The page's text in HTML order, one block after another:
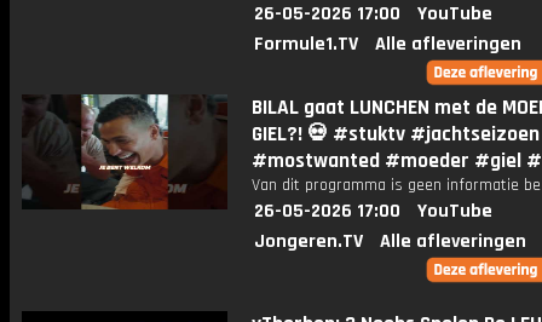
26-05-2026 17:00
YouTube
Formule1.TV
Alle afleveringen
BILAL gaat LUNCHEN met de
GIEL?! 💀 #stuktv #jachtseizoen
#mostwanted #moeder #giel
Van dit programma is geen informatie
26-05-2026 17:00
YouTube
Jongeren.TV
Alle afleveringen